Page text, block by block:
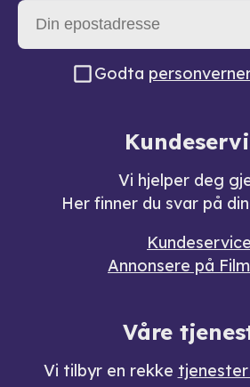
Godta
Vi hjelper deg
Her finner du svar på
Kundeservice
Annonsere på
Våre
Vi tilbyr en rekke